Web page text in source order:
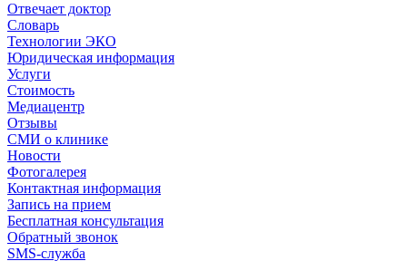
Отвечает доктор
Словарь
Технологии ЭКО
Юридическая информация
Услуги
Стоимость
Медиацентр
Отзывы
СМИ о клинике
Новости
Фотогалерея
Контактная информация
Запись на прием
Бесплатная консультация
Обратный звонок
SMS-служба